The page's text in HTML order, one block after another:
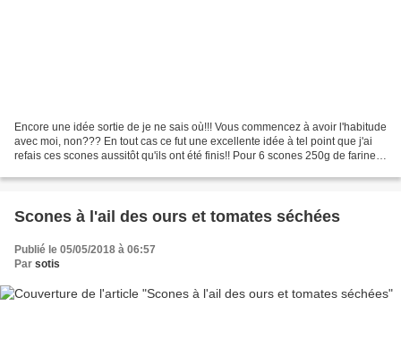
Encore une idée sortie de je ne sais où!!! Vous commencez à avoir l'habitude
avec moi, non??? En tout cas ce fut une excellente idée à tel point que j'ai
refais ces scones aussitôt qu'ils ont été finis!! Pour 6 scones 250g de farine
Scones à l'ail des ours et tomates séchées
Publié le 05/05/2018 à 06:57
Par sotis